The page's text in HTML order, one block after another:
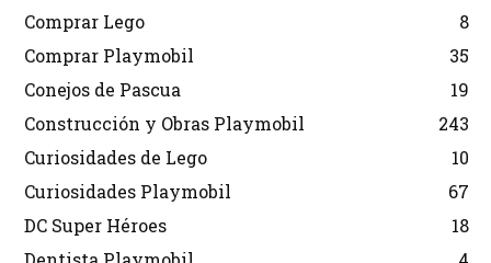
Comprar Lego
8
Comprar Playmobil
35
Conejos de Pascua
19
Construcción y Obras Playmobil
243
Curiosidades de Lego
10
Curiosidades Playmobil
67
DC Super Héroes
18